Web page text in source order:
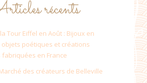
récents
Tour Eiffel en Août : Bijoux en
objets poétiques et créations
en France
des créateurs de Belleville